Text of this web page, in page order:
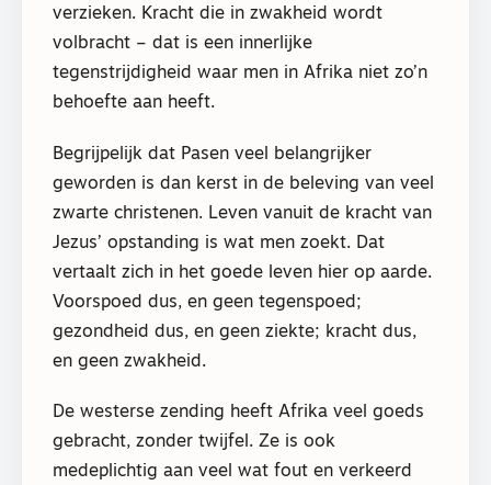
verzieken. Kracht die in zwakheid wordt
volbracht – dat is een innerlijke
tegenstrijdigheid waar men in Afrika niet zo’n
behoefte aan heeft.
Begrijpelijk dat Pasen veel belangrijker
geworden is dan kerst in de beleving van veel
zwarte christenen. Leven vanuit de kracht van
Jezus’ opstanding is wat men zoekt. Dat
vertaalt zich in het goede leven hier op aarde.
Voorspoed dus, en geen tegenspoed;
gezondheid dus, en geen ziekte; kracht dus,
en geen zwakheid.
De westerse zending heeft Afrika veel goeds
gebracht, zonder twijfel. Ze is ook
medeplichtig aan veel wat fout en verkeerd